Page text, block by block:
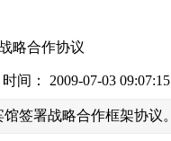
略合作协议
间： 2009-07-03 09:07:15
签署战略合作框架协议。